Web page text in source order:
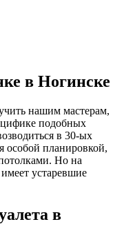
в Ногинске
нашим мастерам,
подобных
в 30-ых
особой планировкой,
Но на
устаревшие
в